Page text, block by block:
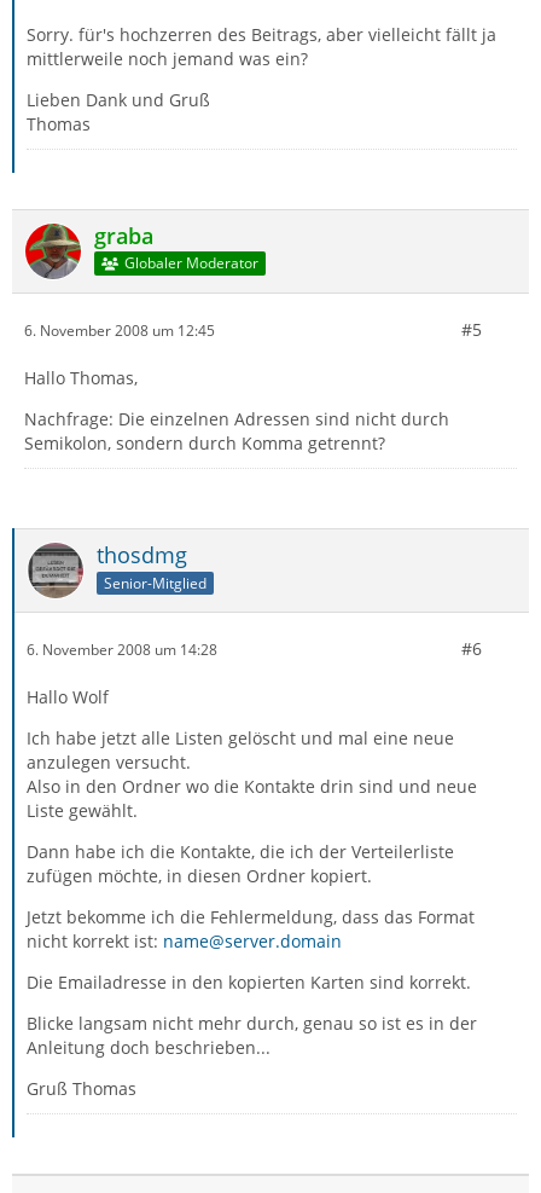
Sorry. für's hochzerren des Beitrags, aber vielleicht fällt ja
mittlerweile noch jemand was ein?
Lieben Dank und Gruß
Thomas
graba
Globaler Moderator
6. November 2008 um 12:45 #5
Hallo Thomas,
Nachfrage: Die einzelnen Adressen sind nicht durch
Semikolon, sondern durch Komma getrennt?
thosdmg
Senior-Mitglied
6. November 2008 um 14:28 #6
Hallo Wolf
Ich habe jetzt alle Listen gelöscht und mal eine neue
anzulegen versucht.
Also in den Ordner wo die Kontakte drin sind und neue
Liste gewählt.
Dann habe ich die Kontakte, die ich der Verteilerliste
zufügen möchte, in diesen Ordner kopiert.
Jetzt bekomme ich die Fehlermeldung, dass das Format
nicht korrekt ist: name@server.domain
Die Emailadresse in den kopierten Karten sind korrekt.
Blicke langsam nicht mehr durch, genau so ist es in der
Anleitung doch beschrieben...
Gruß Thomas